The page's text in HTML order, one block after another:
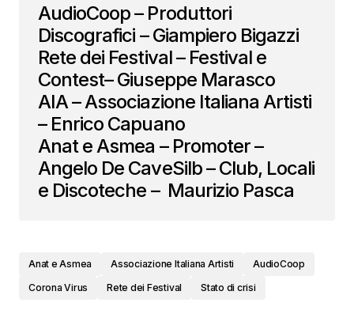
AudioCoop – Produttori
Discografici – Giampiero Bigazzi
Rete dei Festival – Festival e
Contest– Giuseppe Marasco
AIA – Associazione Italiana Artisti
– Enrico Capuano
Anat e Asmea – Promoter –
Angelo De CaveSilb – Club, Locali
e Discoteche – Maurizio Pasca
Anat e Asmea Associazione Italiana Artisti
AudioCoop
Corona Virus
Rete dei Festival Stato di crisi